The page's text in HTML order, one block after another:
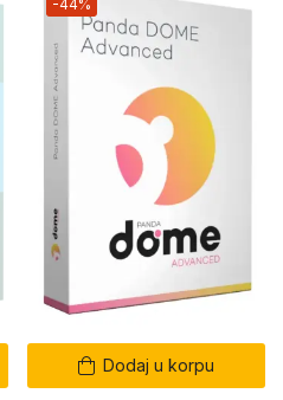
Dodaj u korpu
-44%